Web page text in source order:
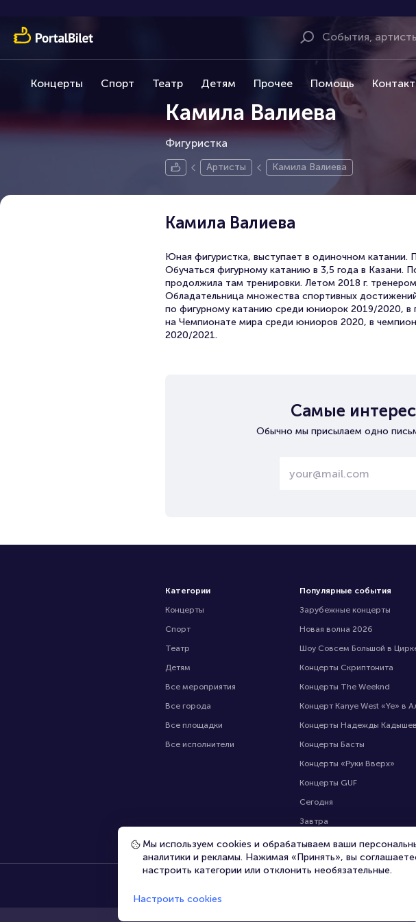
Концерты Спорт Театр Детям Прочее Помощь
Камила Валиева
Фигуристка
Артисты Камила Валиева
Камила Валиева
Юная фигуристка, выступает в одиночном катании.
Обучаться фигурному катанию в 3,5 года в Казани.
продолжила там тренировки. Летом 2018 г.
Обладательница множества спортивных
по фигурному катанию среди юниорок 2019/2020, в
на Чемпионате мира среди юниоров 2020, в
2020/2021.
Самые
Обычно мы присылаем одно
Категории
Концерты
Спорт
Театр
Детям
Все мероприятия
Все города
Все площадки
Все исполнители
Популярные события
Зарубежные концерты
Новая волна 2026
Шоу Совсем Большой в
Концерты Скриптонита
Концерты The Weeknd
Концерт Kanye West «Ye» в
Концерты Надежды
Концерты Басты
Концерты «Руки Вверх»
Концерты GUF
Сегодня
Завтра
В выходные
Мы используем cookies и обрабатываем ваши
аналитики и рекламы. Нажимая «Принять», вы
настроить категории или отклонить необязательные.
Настроить cookies